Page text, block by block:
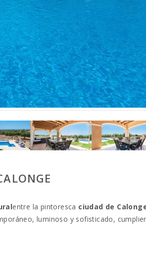
entre la pintoresca ciudad de
luminoso y sofisticado,